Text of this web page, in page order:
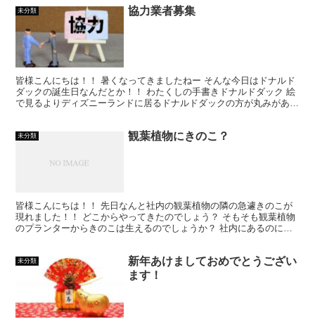
未分類 協力業者募集
皆様こんにちは！！ 暑くなってきましたねー そんな今日はドナルド
ダックの誕生日なんだとか！！ わたくしの手書きドナルドダック 絵
で見るよりディズニーランドに居るドナルドダックの方が丸みがあっ
未分類 観葉植物にきのこ？
皆様こんにちは！！ 先日なんと社内の観葉植物の隣の急遽きのこが
現れました！！ どこからやってきたのでしょう？ そもそも観葉植物
のプランターからきのこは生えるのでしょうか？ 社内にあるのに侵
未分類
新年あけましておめでとうござい
ます！